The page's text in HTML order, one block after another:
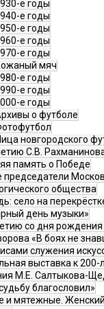
е годы
е годы
е годы
е годы
е годы
мяч
е годы
е годы
е годы
о футболе
новгородского
С.В.
память о Победе
председатели
общества
село на
день музыки»
со дня рождения
«В боях не
служения
выставка к
М.Е. Салтыкова-
благословил»
и мятежные. Женский